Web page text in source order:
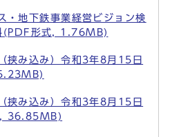
・地下鉄事業経営ビジョン検
(PDF形式, 1.76MB)
挟み込み）令和3年8月15日
挟み込み）令和3年8月15日
, 36.85MB)